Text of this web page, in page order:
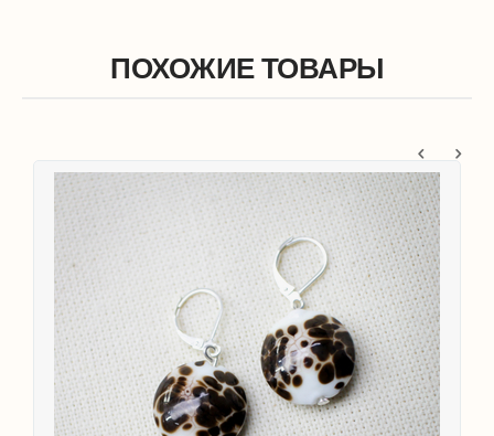
ПОХОЖИЕ ТОВАРЫ